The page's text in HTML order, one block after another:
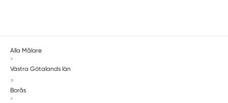
Alla Målare
»
Västra Götalands län
»
Borås
»